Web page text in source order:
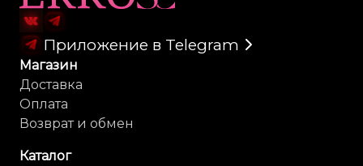
Приложение в Telegram
Магазин
Доставка
Оплата
Возврат и обмен
Каталог